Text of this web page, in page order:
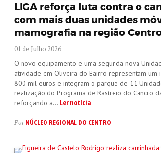
LIGA reforça luta contra o
com mais duas unidades
mamografia na região
01 de Julho 2026
O novo equipamento e uma segunda nova
atividade em Oliveira do Bairro representam um
800 mil euros e integram o parque de 11
realização do Programa de Rastreio do Cancro
reforçando a... Ler notícia
PorNÚCLEO REGIONAL DO CENTRO